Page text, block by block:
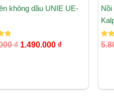
không dầu UNIE UE-
₫ 1.490.000 ₫
hạng